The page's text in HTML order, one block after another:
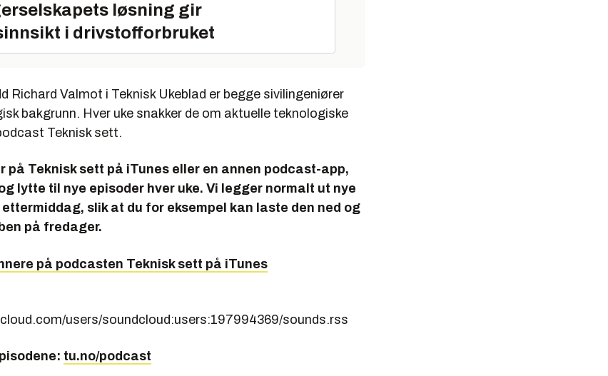
løsning gir
i drivstofforbruket
Richard Valmot i Teknisk Ukeblad er begge sivilingeniører
bakgrunn. Hver uke snakker de om aktuelle teknologiske
Teknisk sett.
på Teknisk sett på iTunes eller en annen podcast-app,
lytte til nye episoder hver uke. Vi legger normalt ut nye
slik at du for eksempel kan laste den ned og
på fredager.
på podcasten Teknisk sett på iTunes
users/soundcloud:users:197994369/sounds.rss
tu.no/podcast